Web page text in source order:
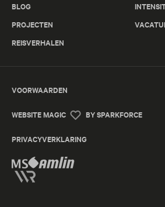
BLOG
PROJECTEN
REISVERHALEN
VOORWAARDEN
WEBSITE MAGIC BY SPARKFORCE
PRIVACYVERKLARING